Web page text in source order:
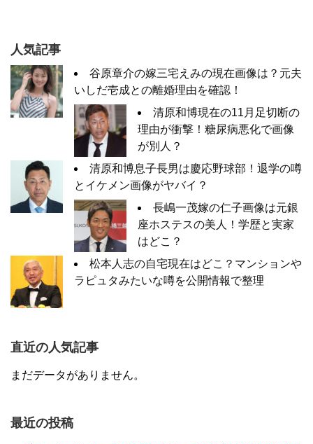
人気記事
谷原章介の嫁三宅えみの現在画像は？元夫
いしだ壱成との離婚理由を確認！
清原和博現在の11月足切断の
理由が衝撃！糖尿病悪化で画像
が別人？
清原和博息子長男は慶応野球部！退学の噂
とイケメン画像がヤバイ？
長嶋一茂嫁の仁子画像は元銀
座ホステスの美人！学歴と実家
はどこ？
松本人志の自宅現在はどこ？マンションや
ラピュタみたいな噂を公開情報で整理
直近の人気記事
まだデータがありません。
最近の投稿